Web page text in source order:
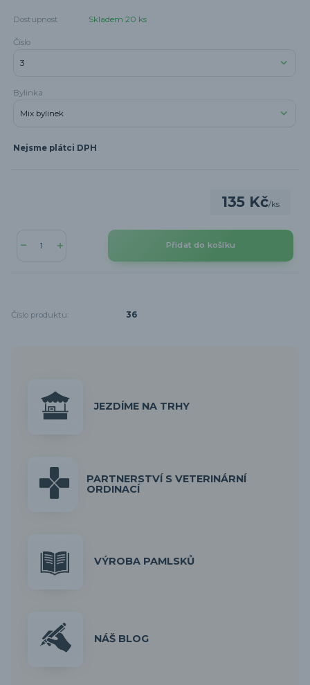
Dostupnost Skladem 20 ks
Číslo
Bylinka
Nejsme plátci DPH
135 Kč/ks
Přidat do košíku
Číslo produktu: 36
JEZDÍME NA TRHY
PARTNERSTVÍ S VETERINÁRNÍ
ORDINACÍ
VÝROBA PAMLSKŮ
NÁŠ BLOG